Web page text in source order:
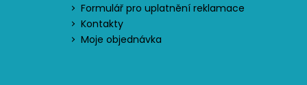
Formulář pro uplatnění reklamace
Kontakty
Moje objednávka